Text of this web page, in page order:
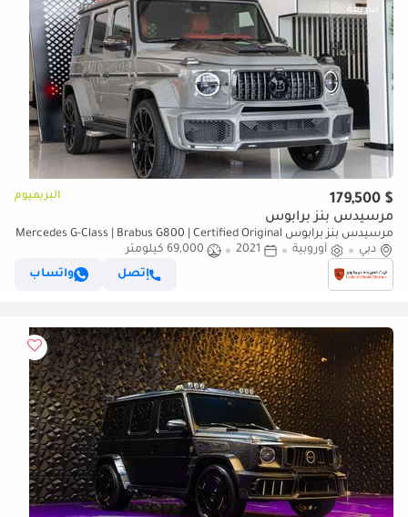
$ 179,500 البريميوم
مرسيدس بنز برابوس
مرسيدس بنز برابوس Mercedes G-Class | Brabus G800 | Certified Original
Build with Full Brabus Kit and Engine
دبي أوروبية 2021
69,000 كيلومتر
إتصل
واتساب